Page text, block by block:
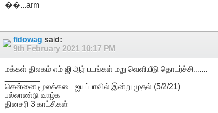
��...arm
fidowag said:
9th February 2021 10:17 PM
மக்கள் திலகம் எம் ஜி ஆர் படங்கள் மறு வெளியீடு தொடர்ச்சி.......
சென்னை மூலக்கடை ஐயப்பாவில் இன்று முதல் (5/2/21)
பல்லாண்டு வாழ்க
தினசரி 3 காட்சிகள்